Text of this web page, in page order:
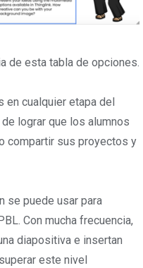
de esta tabla de opciones.
en cualquier etapa del
lograr que los alumnos
compartir sus proyectos y
se puede usar para
Con mucha frecuencia,
diapositiva e insertan
este nivel